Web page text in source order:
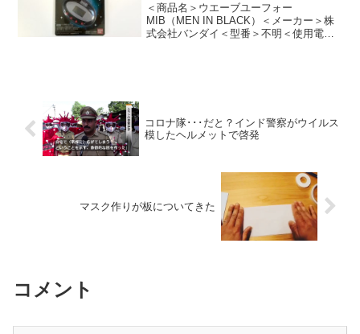
＜商品名＞ウエーブユーフォー
MIB（MEN IN BLACK）＜メーカー＞株
式会社バンダイ＜型番＞不明＜使用電池
コロナ隊･･･だと？インド警察がウイルス
模したヘルメットで啓発
マスク作りが板についてきた
コメント